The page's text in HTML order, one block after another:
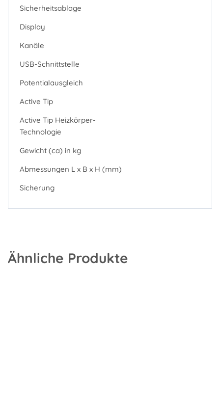
Sicherheitsablage
Display
Kanäle
USB-Schnittstelle
Potentialausgleich
Active Tip
Active Tip Heizkörper-
Technologie
Gewicht (ca) in kg
Abmessungen L x B x H (mm)
Sicherung
Ähnliche Produkte